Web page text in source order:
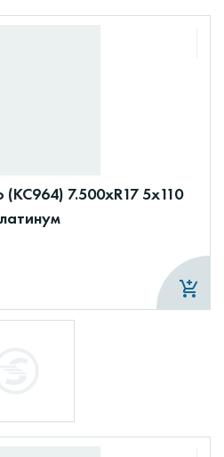
7.500xR17 5x110